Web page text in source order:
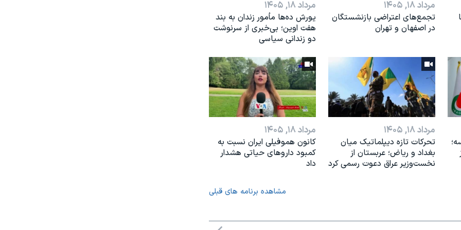
مرداد ۱۸, ۱۴۰۵
تجمع‌های اعتراضی بازنشستگان
در اصفهان و تهران
مرداد ۱۸, ۱۴۰۵
یورش ده‌ها مأمور زندان به بند
هفت اوین؛ بی‌خبری از سرنوشت
دو زندانی سیاسی
مرداد ۱۸, ۱۴۰۵
تحرکات تازه دیپلماتیک میان
بغداد و ریاض؛ عربستان از
نخست‌وزیر عراق دعوت رسمی کرد
مرداد ۱۸, ۱۴۰۵
کانون هموفیلی ایران نسبت به
کمبود داروهای حیاتی هشدار
داد
مشاهده برنامه های قبلی